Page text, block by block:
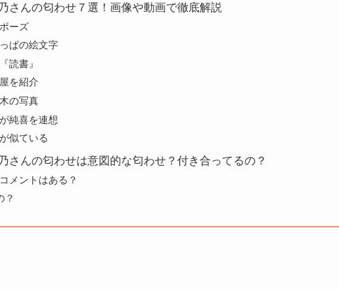
さんの匂わせ７選！画像や動画で徹底解説
ーズ
ぱの絵文字
読書』
を紹介
の写真
純喜を連想
似ている
さんの匂わせは意図的な匂わせ？付き合ってるの？
メントはある？
？